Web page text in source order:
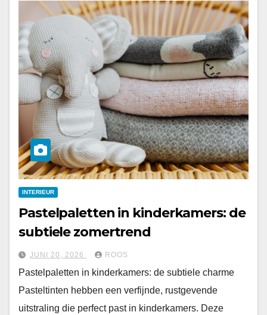
INTERIEUR
Pastelpaletten in kinderkamers: de
subtiele zomertrend
JUNI 20, 2026 ROOS
Pastelpaletten in kinderkamers: de subtiele charme
Pasteltinten hebben een verfijnde, rustgevende
uitstraling die perfect past in kinderkamers. Deze